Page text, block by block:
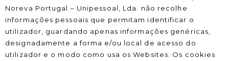
Noreva Portugal – Unipessoal, Lda. não recolhe
informações pessoais que permitam identificar o
utilizador, guardando apenas informações genéricas,
designadamente a forma e/ou local de acesso do
utilizador e o modo como usa os Websites. Os cookies